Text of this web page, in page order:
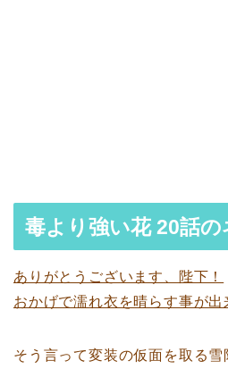
毒より強い花 20話の
ありがとうございます、陛下！
おかげで濡れ衣を晴らす事が出
そう言って変装の仮面を取る雪